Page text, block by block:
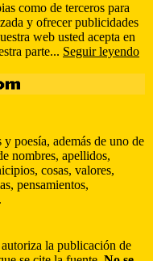
como de terceros para
y ofrecer publicidades
web usted acepta en
parte... Seguir leyendo
poesía, además de uno de
nombres, apellidos,
cosas, valores,
pensamientos,
la publicación de